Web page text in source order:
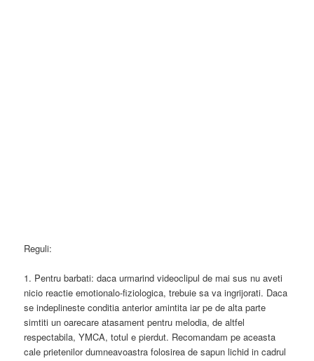
Reguli:
1. Pentru barbati: daca urmarind videoclipul de mai sus nu aveti
nicio reactie emotionalo-fiziologica, trebuie sa va ingrijorati. Daca
se indeplineste conditia anterior amintita iar pe de alta parte
simtiti un oarecare atasament pentru melodia, de altfel
respectabila, YMCA, totul e pierdut. Recomandam pe aceasta
cale prietenilor dumneavoastra folosirea de sapun lichid in cadrul